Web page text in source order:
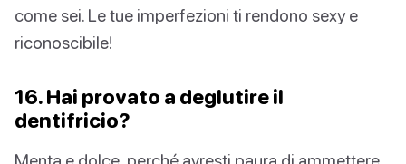
come sei. Le tue imperfezioni ti rendono sexy e
riconoscibile!
16. Hai provato a deglutire il
dentifricio?